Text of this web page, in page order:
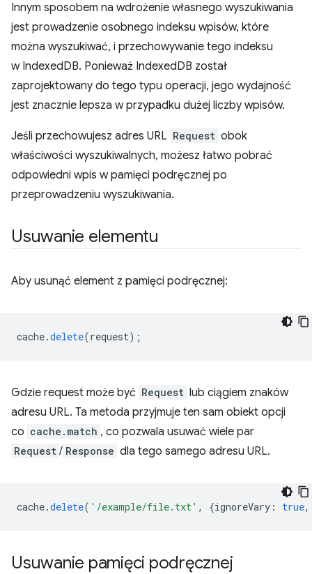
Innym sposobem na wdrożenie własnego wyszukiwania
jest prowadzenie osobnego indeksu wpisów, które
można wyszukiwać, i przechowywanie tego indeksu
w IndexedDB. Ponieważ IndexedDB został
zaprojektowany do tego typu operacji, jego wydajność
jest znacznie lepsza w przypadku dużej liczby wpisów.
Jeśli przechowujesz adres URL Request obok
właściwości wyszukiwalnych, możesz łatwo pobrać
odpowiedni wpis w pamięci podręcznej po
przeprowadzeniu wyszukiwania.
Usuwanie elementu
Aby usunąć element z pamięci podręcznej:
cache.delete(request);
Gdzie request może być Request lub ciągiem znaków
adresu URL. Ta metoda przyjmuje ten sam obiekt opcji
co cache.match , co pozwala usuwać wiele par
Request / Response dla tego samego adresu URL.
cache.delete( '/example/file.txt' , {ignoreVary : true,
Usuwanie pamięci podręcznej